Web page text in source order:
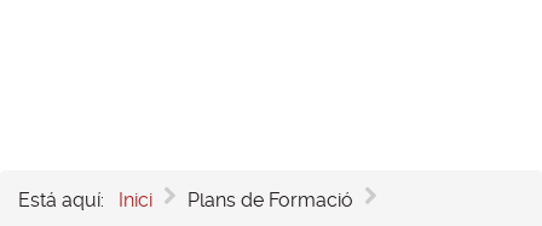
Está aquí: Inici
Plans de Formació